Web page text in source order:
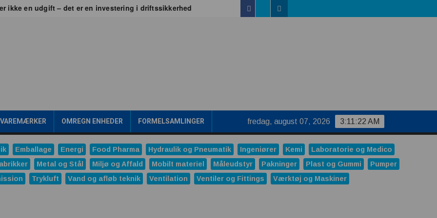
ikke en udgift – det er en investering i driftssikkerhed
en konkurrencefordel
trykreduktionsventiler
Ved du, hvornår produktet ændrer sig?
Facebook
TwitterLinkedin
OMREGN ENHEDER FORMELSAMLINGER 3:11:23 AM
fredag, august 07, 2026
Emballage Energi Food Pharma Hydraulik og Pneumatik Ingeniører Kemi
Laboratorie og Medico
Metal og Stål Miljø og Affald Mobilt materiel Måleudstyr Pakninger Plast og Gummi
Pumper
Trykluft Vand og afløb teknik Ventilation Ventiler og Fittings
Værktøj og Maskiner